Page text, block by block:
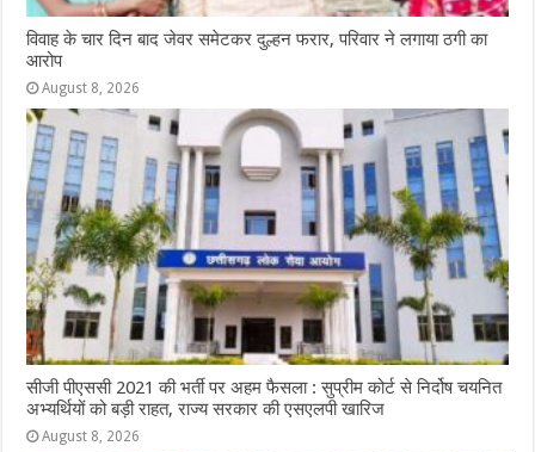
विवाह के चार दिन बाद जेवर समेटकर दुल्हन फरार, परिवार ने लगाया ठगी का
आरोप
August 8, 2026
सीजी पीएससी 2021 की भर्ती पर अहम फैसला : सुप्रीम कोर्ट से निर्दोष चयनित
अभ्यर्थियों को बड़ी राहत, राज्य सरकार की एसएलपी खारिज
August 8, 2026